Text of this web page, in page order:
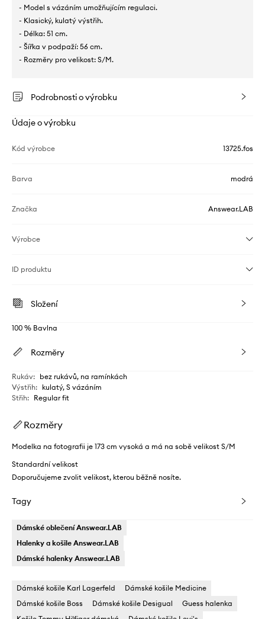
- Model s vázáním umožňujícím regulaci.
- Klasický, kulatý výstřih.
- Délka: 51 cm.
- Šířka v podpaží: 56 cm.
- Rozměry pro velikost: S/M.
Podrobnosti o výrobku
Údaje o výrobku
Kód výrobce 13725.fos
Barva modrá
Značka Answear.LAB
Výrobce
ID produktu
Složení
100 % Bavlna
Rozměry
Rukáv: bez rukávů, na ramínkách
Výstřih: kulatý, S vázáním
Střih: Regular fit
Rozměry
Modelka na fotografii je 173 cm vysoká a má na sobě velikost S/M
Standardní velikost
Doporučujeme zvolit velikost, kterou běžně nosíte.
Tagy
Dámské oblečení Answear.LAB
Halenky a košile Answear.LAB
Dámské halenky Answear.LAB
Dámské košile Karl Lagerfeld
Dámské košile Medicine
Dámské košile Boss
Dámské košile Desigual
Guess halenka